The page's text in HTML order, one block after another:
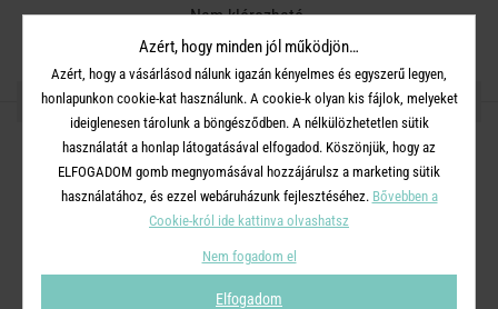
Nem klórozható.
OSZD MEG MÁSOKKAL!
A TERMÉKCSALÁD TOVÁBBI
TERMÉKEI
Azért, hogy minden jól működjön…
Azért, hogy a vásárlásod nálunk igazán kényelmes és egyszerű legyen,
honlapunkon cookie-kat használunk. A cookie-k olyan kis fájlok, melyeket
ideiglenesen tárolunk a böngésződben. A nélkülözhetetlen sütik
használatát a honlap látogatásával elfogadod. Köszönjük, hogy az
ELFOGADOM gomb megnyomásával hozzájárulsz a marketing sütik
használatához, és ezzel webáruházunk fejlesztéséhez. Bővebben a
Cookie-król ide kattinva olvashatsz
Nem fogadom el
Elfogadom